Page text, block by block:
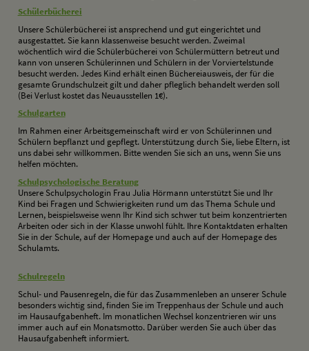
Schülerbücherei
Unsere Schülerbücherei ist ansprechend und gut eingerichtet und
ausgestattet. Sie kann klassenweise besucht werden. Zweimal
wöchentlich wird die Schülerbücherei von Schülermüttern betreut und
kann von unseren Schülerinnen und Schülern in der Vorviertelstunde
besucht werden. Jedes Kind erhält einen Büchereiausweis, der für die
gesamte Grundschulzeit gilt und daher pfleglich behandelt werden soll
(Bei Verlust kostet das Neuausstellen 1€).
Schulgarten
Im Rahmen einer Arbeitsgemeinschaft wird er von Schülerinnen und
Schülern bepflanzt und gepflegt. Unterstützung durch Sie, liebe Eltern, ist
uns dabei sehr willkommen. Bitte wenden Sie sich an uns, wenn Sie uns
helfen möchten.
Schulpsychologische Beratung
Unsere Schulpsychologin Frau Julia Hörmann unterstützt Sie und Ihr
Kind bei Fragen und Schwierigkeiten rund um das Thema Schule und
Lernen, beispielsweise wenn Ihr Kind sich schwer tut beim konzentrierten
Arbeiten oder sich in der Klasse unwohl fühlt. Ihre Kontaktdaten erhalten
Sie in der Schule, auf der Homepage und auch auf der Homepage des
Schulamts.
Schulregeln
Schul- und Pausenregeln, die für das Zusammenleben an unserer Schule
besonders wichtig sind, finden Sie im Treppenhaus der Schule und auch
im Hausaufgabenheft. Im monatlichen Wechsel konzentrieren wir uns
immer auch auf ein Monatsmotto. Darüber werden Sie auch über das
Hausaufgabenheft informiert.